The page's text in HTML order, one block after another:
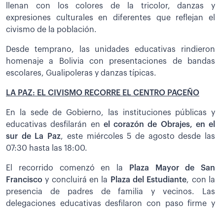
llenan con los colores de la tricolor, danzas y
expresiones culturales en diferentes que reflejan el
civismo de la población.
Desde temprano, las unidades educativas rindieron
homenaje a Bolivia con presentaciones de bandas
escolares, Gualipoleras y danzas típicas.
LA PAZ: EL CIVISMO RECORRE EL CENTRO PACEÑO
En la sede de Gobierno, las instituciones públicas y
educativas desfilarán en el corazón de Obrajes, en el
sur de La Paz, este miércoles 5 de agosto desde las
07:30 hasta las 18:00.
El recorrido comenzó en la
Plaza Mayor de San
Francisco y concluirá en la Plaza del Estudiante, con la
presencia de padres de familia y vecinos. Las
delegaciones educativas desfilaron con paso firme y